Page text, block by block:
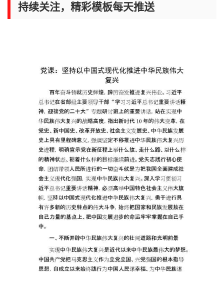
持续关注，精彩模板每天推送